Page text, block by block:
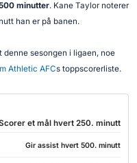
minutter. Kane Taylor noterer
han er på banen.
sesongen i ligaen, noe
Athletic AFCs toppscorerliste.
et mål hvert 250. minutt
Gir assist hvert 500. minutt